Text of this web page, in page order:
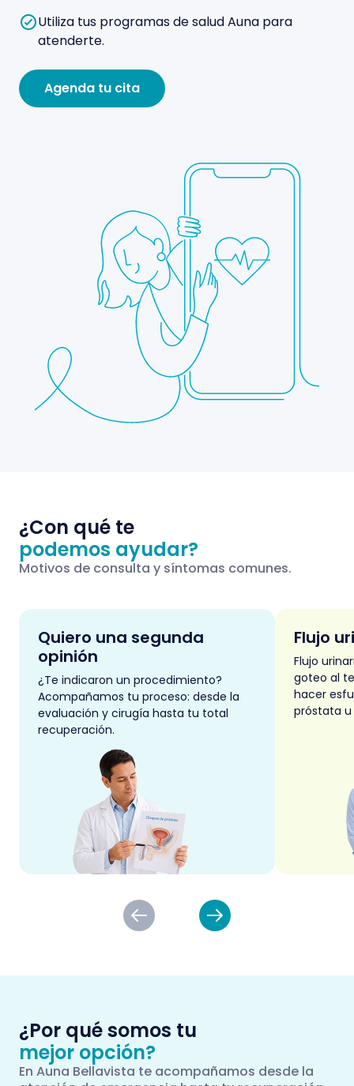
Utiliza tus programas de salud Auna para
atenderte.
Agenda tu cita
¿Con qué te
podemos ayudar?
Motivos de consulta y síntomas comunes.
Quiero una segunda
opinión
¿Te indicaron un procedimiento?
Acompañamos tu proceso: desde la
evaluación y cirugía hasta tu total
recuperación.
Flujo
Flujo
goteo al
hacer
próstata
¿Por qué somos tu
mejor opción?
En Auna Bellavista te acompañamos desde la